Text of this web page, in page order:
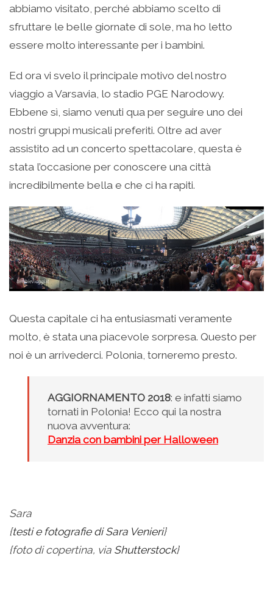
abbiamo visitato, perché abbiamo scelto di
sfruttare le belle giornate di sole, ma ho letto
essere molto interessante per i bambini.
Ed ora vi svelo il principale motivo del nostro
viaggio a Varsavia, lo stadio PGE Narodowy.
Ebbene sì, siamo venuti qua per seguire uno dei
nostri gruppi musicali preferiti. Oltre ad aver
assistito ad un concerto spettacolare, questa è
stata l’occasione per conoscere una città
incredibilmente bella e che ci ha rapiti.
Questa capitale ci ha entusiasmati veramente
molto, è stata una piacevole sorpresa. Questo per
noi è un arrivederci. Polonia, torneremo presto.
AGGIORNAMENTO 2018: e infatti siamo
tornati in Polonia! Ecco qui la nostra
nuova avventura:
Danzia con bambini per Halloween
Sara
{testi e fotografie di Sara Venieri}
{foto di copertina, via Shutterstock}